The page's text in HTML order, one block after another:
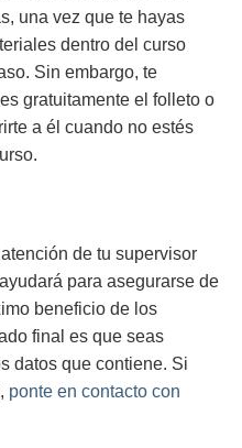
una vez que te hayas
dentro del curso
Sin embargo, te
gratuitamente el folleto o
a él cuando no estés
de tu supervisor
para asegurarse de
beneficio de los
final es que seas
datos que contiene. Si
ponte en contacto con